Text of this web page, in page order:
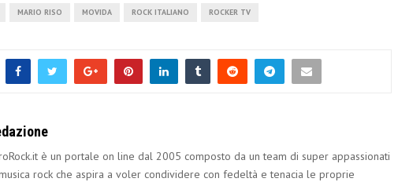
MARIO RISO MOVIDA ROCK ITALIANO ROCKER TV
è un portale on line dal 2005 composto da un team di super appassionati
rock che aspira a voler condividere con fedeltà e tenacia le proprie